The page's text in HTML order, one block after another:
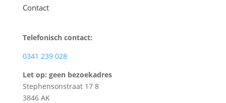
Contact
Telefonisch contact:
0341 239 028
Let op: geen bezoekadres
Stephensonstraat 17 8
3846 AK